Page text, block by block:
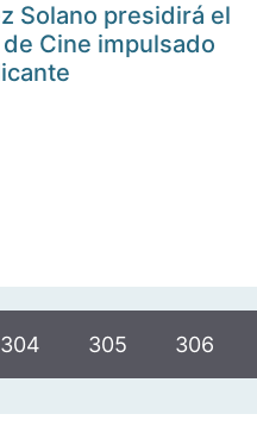
Solano presidirá el
Cine impulsado
304 305 306